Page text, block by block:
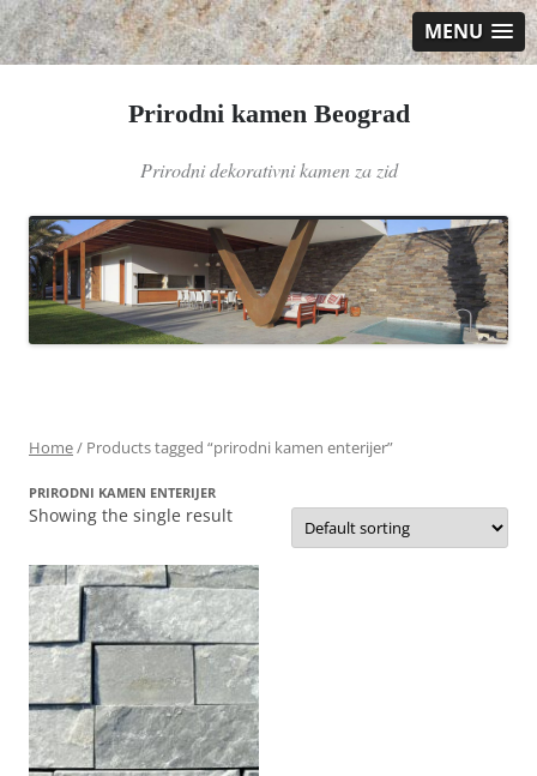
MENU
Prirodni kamen Beograd
Prirodni dekorativni kamen za zid
Home/ Products tagged “prirodni kamen enterijer”
PRIRODNI KAMEN ENTERIJER
Showing the single result